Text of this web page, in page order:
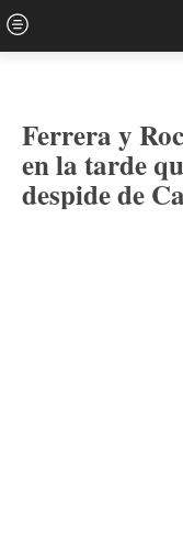
Ferrera y
en la tarde
despide de